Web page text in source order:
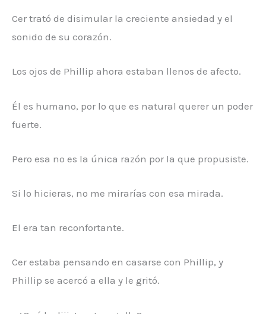
Cer trató de disimular la creciente ansiedad y el
sonido de su corazón.
Los ojos de Phillip ahora estaban llenos de afecto.
Él es humano, por lo que es natural querer un poder
fuerte.
Pero esa no es la única razón por la que propusiste.
Si lo hicieras, no me mirarías con esa mirada.
El era tan reconfortante.
Cer estaba pensando en casarse con Phillip, y
Phillip se acercó a ella y le gritó.